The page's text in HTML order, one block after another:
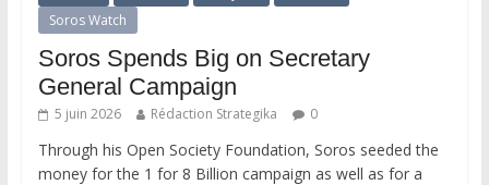
Soros Watch
Soros Spends Big on Secretary
General Campaign
5 juin 2026 Rédaction Strategika 0
Through his Open Society Foundation, Soros seeded the
money for the 1 for 8 Billion campaign as well as for a